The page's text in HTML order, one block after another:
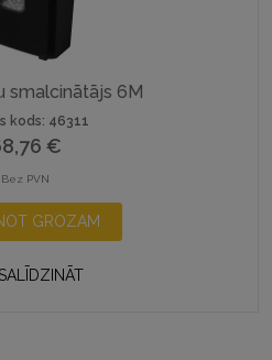
smalcinātājs 6M
kods: 46311
€
Bez PVN
GROZAM
SALĪDZINĀT